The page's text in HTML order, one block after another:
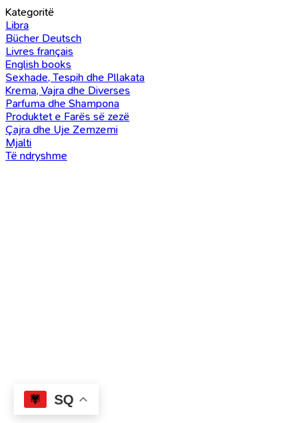
SQ
Kategoritë
Libra
Bücher Deutsch
Livres français
English books
Sexhade, Tespih dhe Pllakata
Krema, Vajra dhe Diverses
Parfuma dhe Shampona
Produktet e Farës së zezë
Çajra dhe Uje Zemzemi
Mjalti
Të ndryshme